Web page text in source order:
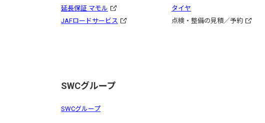
延長保証 マモル
JAFロードサービス
タイヤ
点検・整備の見積／予約
SWCグループ
SWCグループ